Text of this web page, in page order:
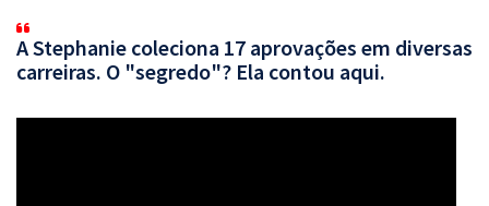
A Stephanie coleciona 17 aprovações em diversas
carreiras. O "segredo"? Ela contou aqui.